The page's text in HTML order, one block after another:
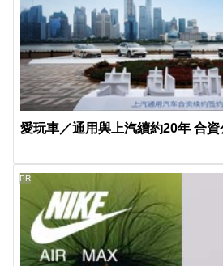
愛玩車／通用與上汽續約20年 合
PR